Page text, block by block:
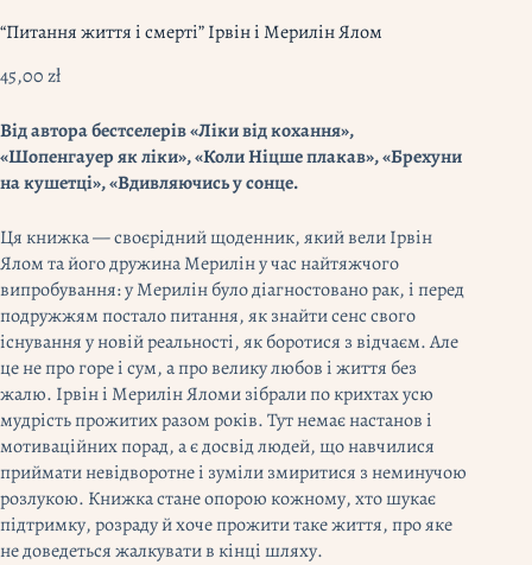
“Питання життя і смерті” Ірвін і Мерилін Ялом
45,00zł
Від автора бестселерів «Ліки від кохання»,
«Шопенгауер як ліки», «Коли Ніцше плакав», «Брехуни
на кушетці», «Вдивляючись у сонце.
Ця книжка — своєрідний щоденник, який вели Ірвін
Ялом та його дружина Мерилін у час найтяжчого
випробування: у Мерилін було діагностовано рак, і перед
подружжям постало питання, як знайти сенс свого
існування у новій реальності, як боротися з відчаєм. Але
це не про горе і сум, а про велику любов і життя без
жалю. Ірвін і Мерилін Яломи зібрали по крихтах усю
мудрість прожитих разом років. Тут немає настанов і
мотиваційних порад, а є досвід людей, що навчилися
приймати невідворотне і зуміли змиритися з неминучою
розлукою. Книжка стане опорою кожному, хто шукає
підтримку, розраду й хоче прожити таке життя, про яке
не доведеться жалкувати в кінці шляху.